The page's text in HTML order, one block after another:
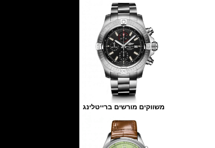
משווקים מורשים ברייטלינג